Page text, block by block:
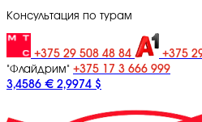
Консультация по турам
+375 29 508 48 84 +375
"Флайдрим" +375 17 3 666 999
3,4586 € 2,9974 $